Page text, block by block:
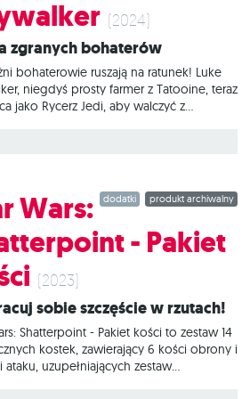
(2024)
zgranych bohaterów
bohaterowie ruszają na ratunek! Luke
niegdyś prosty farmer z Tatooine, teraz
jako Rycerz Jedi, aby walczyć z
Nieustraszona grupa wspomagana
astromecha R2-D2 zwiera szyki,
w galaktyce. Star Wars: Shatterpoint -
i pomysłowi: Luke Skywalker to
wprowadzające do gry oddział
z 4 nowych jednostek. Wśród nich
się Luke Skywalker, Boushh (Leia
oraz Lando i R2-D2. Zestaw
produkt archiwalny
dodatki
Wars:
- Pakiet
(2023)
sobie szczęście w rzutach!
Shatterpoint - Pakiet kości to zestaw 14
kostek, zawierający 6 kości obrony i
ataku, uzupełniających zestaw